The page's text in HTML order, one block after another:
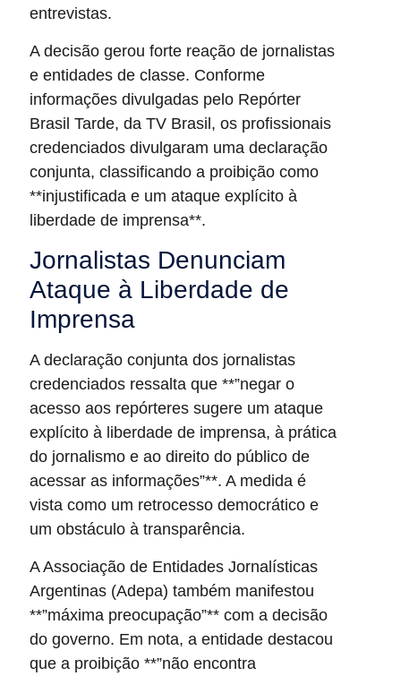
entrevistas.
A decisão gerou forte reação de jornalistas
e entidades de classe. Conforme
informações divulgadas pelo Repórter
Brasil Tarde, da TV Brasil, os profissionais
credenciados divulgaram uma declaração
conjunta, classificando a proibição como
**injustificada e um ataque explícito à
liberdade de imprensa**.
Jornalistas Denunciam
Ataque à Liberdade de
Imprensa
A declaração conjunta dos jornalistas
credenciados ressalta que **”negar o
acesso aos repórteres sugere um ataque
explícito à liberdade de imprensa, à prática
do jornalismo e ao direito do público de
acessar as informações”**. A medida é
vista como um retrocesso democrático e
um obstáculo à transparência.
A Associação de Entidades Jornalísticas
Argentinas (Adepa) também manifestou
**”máxima preocupação”** com a decisão
do governo. Em nota, a entidade destacou
que a proibição **”não encontra